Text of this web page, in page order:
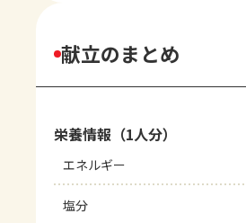
献立のまとめ
栄養情報（1人分）
エネルギー
塩分